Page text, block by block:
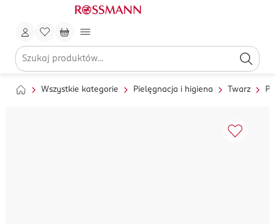
Wszystkie kategorie Pielęgnacja i higiena Twarz